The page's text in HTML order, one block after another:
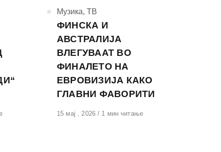
КАтегорија
Музика, ТВ
ФИНСКА И
АВСТРАЛИЈА
ВЛЕГУВААТ ВО
ФИНАЛЕТО НА
ЕВРОВИЗИЈА КАКО
ГЛАВНИ ФАВОРИТИ
Објавено
15 мај , 2026 1 мин читање